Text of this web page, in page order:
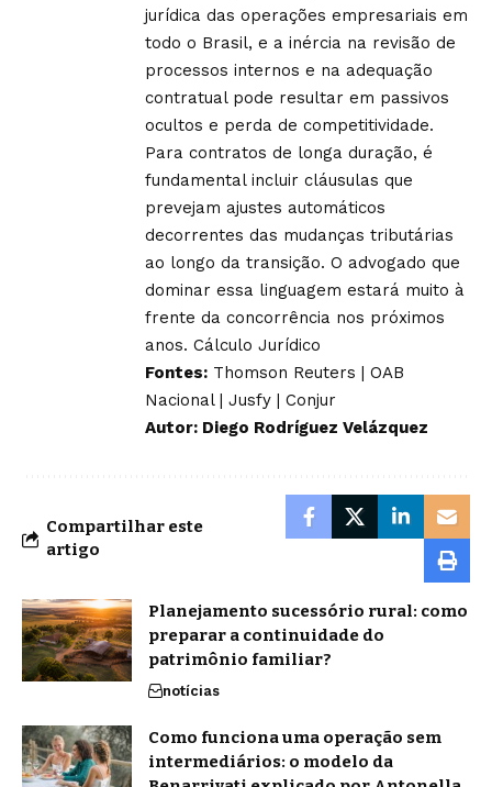
jurídica das operações empresariais em
todo o Brasil, e a inércia na revisão de
processos internos e na adequação
contratual pode resultar em passivos
ocultos e perda de competitividade.
Para contratos de longa duração, é
fundamental incluir cláusulas que
prevejam ajustes automáticos
decorrentes das mudanças tributárias
ao longo da transição. O advogado que
dominar essa linguagem estará muito à
frente da concorrência nos próximos
anos. Cálculo Jurídico
Fontes: Thomson Reuters | OAB
Nacional| Jusfy | Conjur
Autor: Diego Rodríguez Velázquez
Compartilhar este
artigo
Planejamento sucessório rural: como
preparar a continuidade do
patrimônio familiar?
notícias
Como funciona uma operação sem
intermediários: o modelo da